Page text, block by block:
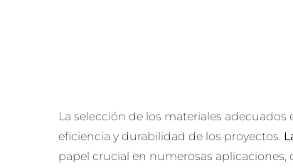
La selección de los materiales adecuados
eficiencia y durabilidad de los proyectos.
papel crucial en numerosas